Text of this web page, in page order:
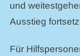
und
Ausstieg
Für